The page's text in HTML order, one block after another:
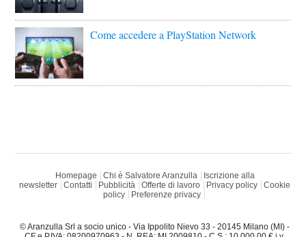
Come accedere a PlayStation Network
Homepage Chi è Salvatore Aranzulla
Iscrizione alla
newsletter
Contatti Pubblicità Offerte di lavoro Privacy policy
Cookie
policy
Preferenze privacy
© Aranzulla Srl a socio unico - Via Ippolito Nievo 33 - 20145 Milano (MI) -